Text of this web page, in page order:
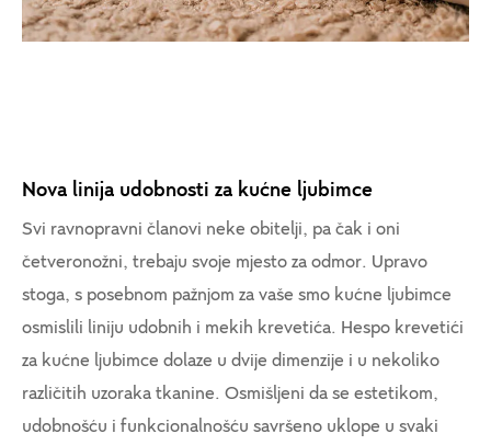
Nova linija udobnosti za kućne ljubimce
Svi ravnopravni članovi neke obitelji, pa čak i oni
četveronožni, trebaju svoje mjesto za odmor. Upravo
stoga, s posebnom pažnjom za vaše smo kućne ljubimce
osmislili liniju udobnih i mekih krevetića. Hespo krevetići
za kućne ljubimce dolaze u dvije dimenzije i u nekoliko
različitih uzoraka tkanine. Osmišljeni da se estetikom,
udobnošću i funkcionalnošću savršeno uklope u svaki